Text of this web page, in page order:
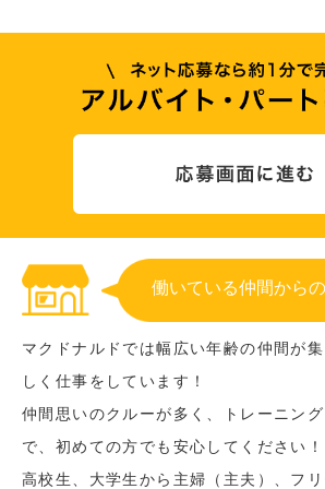
働いている仲間から
マクドナルドでは幅広い年齢の仲間が
しく仕事をしています！
仲間思いのクルーが多く、トレーニン
で、初めての方でも安心してください！
高校生、大学生から主婦（主夫）、フ